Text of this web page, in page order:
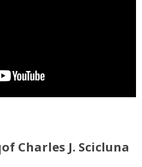
Charles J. Scicluna